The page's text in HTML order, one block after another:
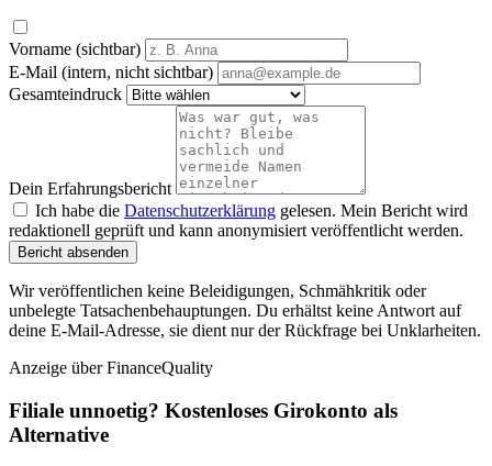
Vorname (sichtbar)
E-Mail (intern, nicht sichtbar)
Gesamteindruck
Dein Erfahrungsbericht
Ich habe die Datenschutzerklärung gelesen. Mein Bericht wird
redaktionell geprüft und kann anonymisiert veröffentlicht werden.
Bericht absenden
Wir veröffentlichen keine Beleidigungen, Schmähkritik oder
unbelegte Tatsachenbehauptungen. Du erhältst keine Antwort auf
deine E-Mail-Adresse, sie dient nur der Rückfrage bei Unklarheiten.
Anzeige über FinanceQuality
Filiale unnoetig? Kostenloses Girokonto als
Alternative